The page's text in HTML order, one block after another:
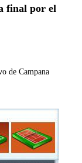
final por el
de Campana